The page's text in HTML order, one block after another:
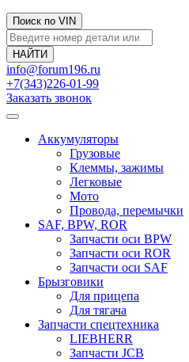
Поиск по VIN
info@forum196.ru
+7(343)226-01-99
Заказать звонок
Аккумуляторы
Грузовые
Клеммы, зажимы
Легковые
Мото
Провода, перемычки
SAF, BPW, ROR
Запчасти оси BPW
Запчасти оси ROR
Запчасти оси SAF
Брызговики
Для прицепа
Для тягача
Запчасти спецтехника
LIEBHERR
Запчасти JCB